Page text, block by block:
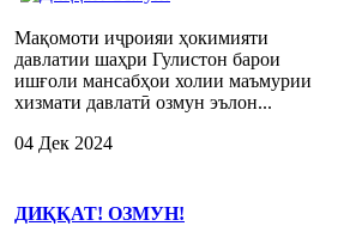
Мақомоти иҷроияи ҳокимияти
давлатии шаҳри Гулистон барои
ишғоли мансабҳои холии маъмурии
хизмати давлатӣ озмун эълон...
04 Дек 2024
ДИҚҚАТ! ОЗМУН!